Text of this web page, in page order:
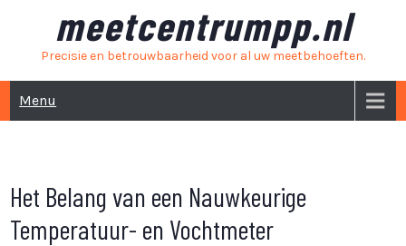
meetcentrumpp.nl
Precisie en betrouwbaarheid voor al uw meetbehoeften.
Menu
Het Belang van een Nauwkeurige
Temperatuur- en Vochtmeter